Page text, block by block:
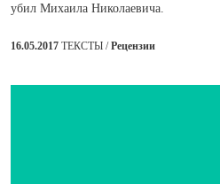
убил Михаила Николаевича.
16.05.2017 ТЕКСТЫ /Рецензии